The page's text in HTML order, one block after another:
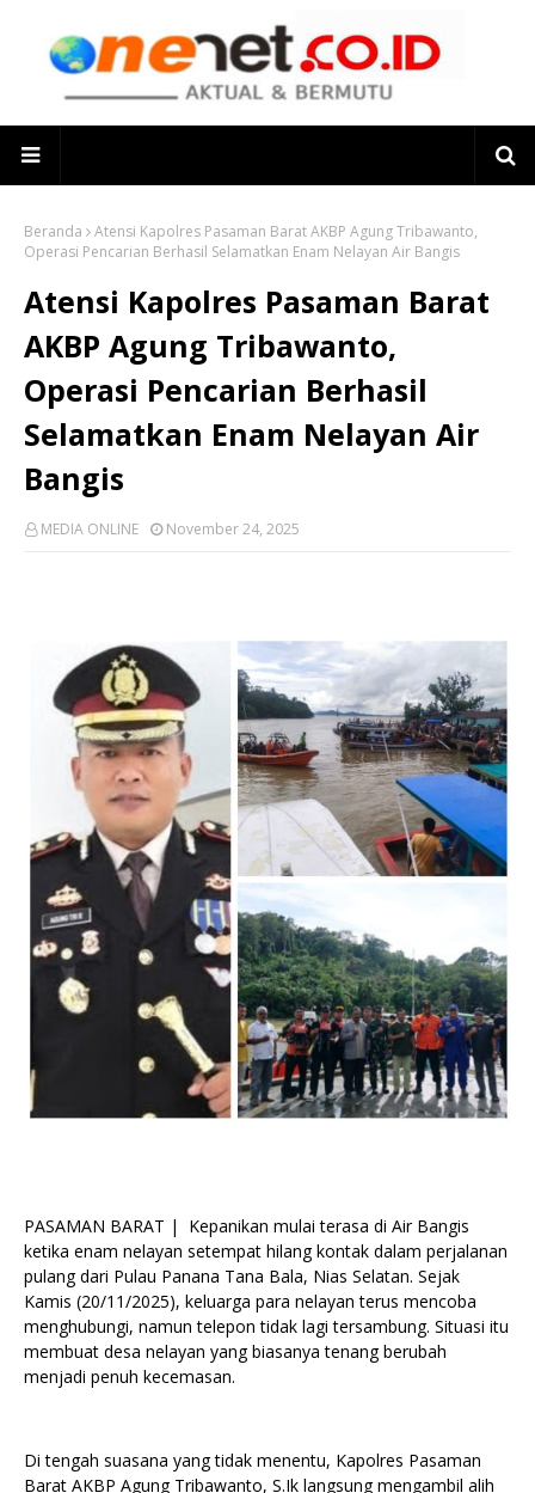
Beranda
Atensi Kapolres Pasaman Barat AKBP Agung Tribawanto,
Operasi Pencarian Berhasil Selamatkan Enam Nelayan Air Bangis
Atensi Kapolres Pasaman Barat
AKBP Agung Tribawanto,
Operasi Pencarian Berhasil
Selamatkan Enam Nelayan Air
Bangis
MEDIA ONLINE November 24, 2025
PASAMAN BARAT | Kepanikan mulai terasa di Air Bangis
ketika enam nelayan setempat hilang kontak dalam perjalanan
pulang dari Pulau Panana Tana Bala, Nias Selatan. Sejak
Kamis (20/11/2025), keluarga para nelayan terus mencoba
menghubungi, namun telepon tidak lagi tersambung. Situasi itu
membuat desa nelayan yang biasanya tenang berubah
menjadi penuh kecemasan.
Di tengah suasana yang tidak menentu, Kapolres Pasaman
Barat AKBP Agung Tribawanto, S.Ik langsung mengambil alih